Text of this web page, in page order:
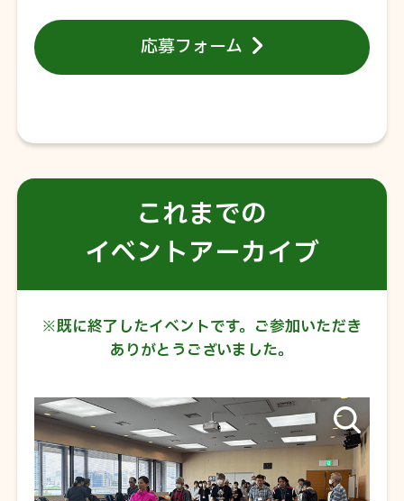
応募フォーム
これまでの
イベントアーカイブ
※既に終了したイベントです。ご参加いただき
ありがとうございました。